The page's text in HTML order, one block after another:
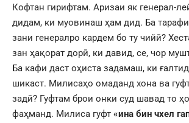
Кофтан гирифтам. Аризаи як генерал-
дидам, ки муовинаш ҳам дид. Ба
зани генералро кардем бо ту чийӣ?
зан ҳақорат дорӣ, ки давид, се, чор
Ба кафи даст оҳиста задамаш, ки
шикаст. Милисаҳо омаданд хона ва
задӣ? Гуфтам брои онки суд шавад то
фаҳманд. Милиса гуфт «ина бин чхел